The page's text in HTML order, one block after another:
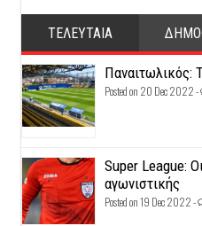
ΤΕΛΕΥΤΑΙΑ
Παναιτωλικός:
Posted on 20 Dec 2022 -
Super League:
αγωνιστικής
Posted on 19 Dec 2022 -